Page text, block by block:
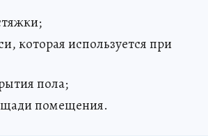
которая используется при
пола;
помещения.